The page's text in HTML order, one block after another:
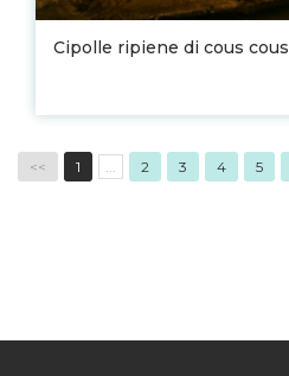
Cipolle ripiene di cous cous
<< 1 2 3 4 5